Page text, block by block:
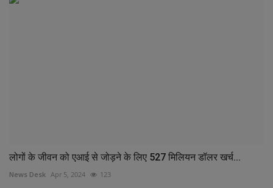
लोगों के जीवन को एआई से जोड़ने के लिए 527 मिलियन डॉलर खर्च...
News Desk Apr 5, 2024 123